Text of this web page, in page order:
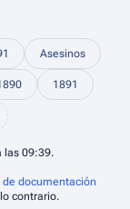
Asesinos
1891
las 09:39.
de documentación
contrario.